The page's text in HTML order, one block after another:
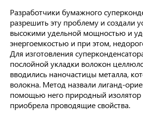
Разработчики бумажного
разрешить эту проблему и создали
высокими удельной мощностью и
энергоемкостью и при этом,
Для изготовления
послойной укладки волокон
вводились наночастицы металла,
волокна. Метод назвали лиганд-
помощью него природный изолятор
приобрела проводящие свойства.